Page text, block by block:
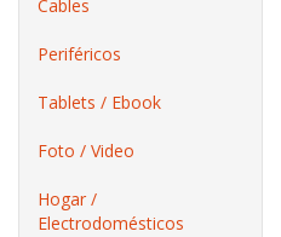
Cables
Periféricos
Tablets / Ebook
Foto / Video
Hogar /
Electrodomésticos